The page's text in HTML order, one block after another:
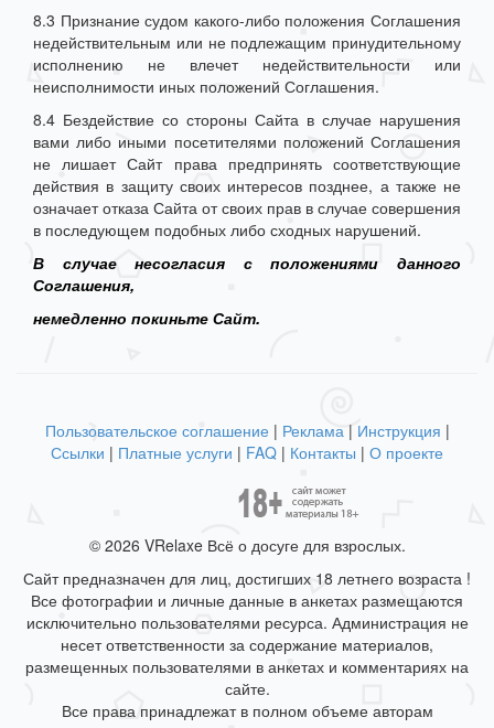
8.3 Признание судом какого-либо положения Соглашения
недействительным или не подлежащим принудительному
исполнению не влечет недействительности или
неисполнимости иных положений Соглашения.
8.4 Бездействие со стороны Сайта в случае нарушения
вами либо иными посетителями положений Соглашения
не лишает Сайт права предпринять соответствующие
действия в защиту своих интересов позднее, а также не
означает отказа Сайта от своих прав в случае совершения
в последующем подобных либо сходных нарушений.
В случае несогласия с положениями данного
Соглашения,
немедленно покиньте Сайт.
Пользовательское соглашение | Реклама| Инструкция |
Ссылки | Платные услуги | FAQ | Контакты | О проекте
© 2026 VRelaxe Всё о досуге для взрослых.
Сайт предназначен для лиц, достигших 18 летнего возраста !
Все фотографии и личные данные в анкетах размещаются
исключительно пользователями ресурса. Администрация не
несет ответственности за содержание материалов,
размещенных пользователями в анкетах и комментариях на
сайте.
Все права принадлежат в полном объеме авторам